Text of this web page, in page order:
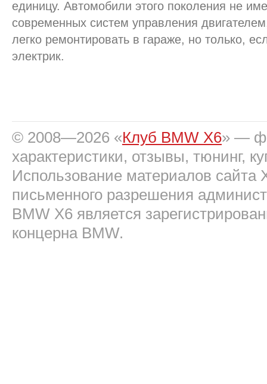
единицу. Автомобили этого поколения не
современных систем управления
легко ремонтировать в гараже, но только,
электрик.
© 2008—2026 «Клуб BMW X6» —
характеристики, отзывы, тюнинг,
Использование материалов
письменного разрешения
BMW X6 является
концерна BMW.